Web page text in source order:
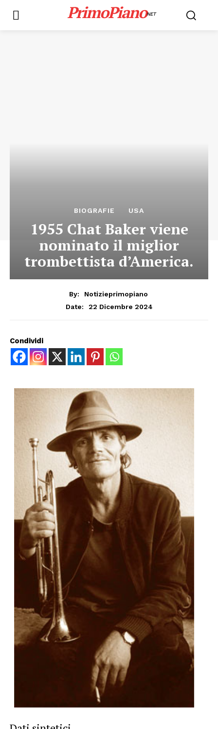
PrimoPianoNET
BIOGRAFIE USA
1955 Chat Baker viene
nominato il miglior
trombettista d’America.
By:
Notizieprimopiano
Date:
22 Dicembre 2024
Condividi